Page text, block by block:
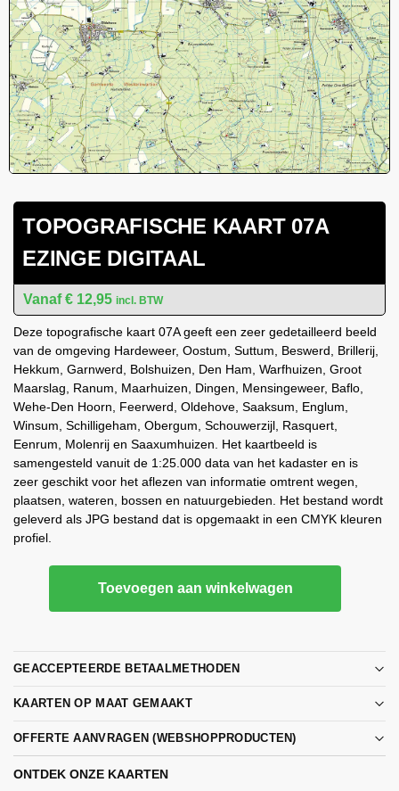
TOPOGRAFISCHE KAART 07A
EZINGE DIGITAAL
€ 12,95 incl. BTW
Deze topografische kaart 07A geeft een zeer gedetailleerd beeld
van de omgeving Hardeweer, Oostum, Suttum, Beswerd, Brillerij,
Hekkum, Garnwerd, Bolshuizen, Den Ham, Warfhuizen, Groot
Maarslag, Ranum, Maarhuizen, Dingen, Mensingeweer, Baflo,
Wehe-Den Hoorn, Feerwerd, Oldehove, Saaksum, Englum,
Winsum, Schilligeham, Obergum, Schouwerzijl, Rasquert,
Eenrum, Molenrij en Saaxumhuizen. Het kaartbeeld is
samengesteld vanuit de 1:25.000 data van het kadaster en is
zeer geschikt voor het aflezen van informatie omtrent wegen,
plaatsen, wateren, bossen en natuurgebieden. Het bestand wordt
geleverd als JPG bestand dat is opgemaakt in een CMYK kleuren
profiel.
Toevoegen aan winkelwagen
GEACCEPTEERDE BETAALMETHODEN
KAARTEN OP MAAT GEMAAKT
OFFERTE AANVRAGEN (WEBSHOPPRODUCTEN)
ONTDEK ONZE KAARTEN